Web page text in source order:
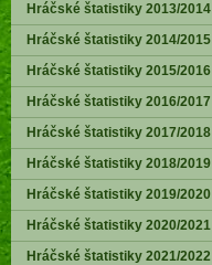
Hráčské štatistiky 2013/2014
Hráčské štatistiky 2014/2015
Hráčské štatistiky 2015/2016
Hráčské štatistiky 2016/2017
Hráčské štatistiky 2017/2018
Hráčské štatistiky 2018/2019
Hráčské štatistiky 2019/2020
Hráčské štatistiky 2020/2021
Hráčské štatistiky 2021/2022